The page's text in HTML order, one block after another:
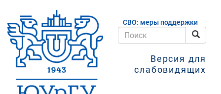
основному
содержанию
СВО: меры поддержки
Версия для
слабовидящих